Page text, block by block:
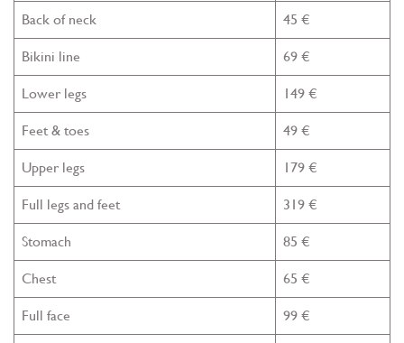
Back of neck 45 €
Bikini line 69 €
Lower legs 149 €
Feet & toes 49 €
Upper legs 179 €
Full legs and feet 319 €
Stomach 85 €
Chest 65 €
Full face 99 €